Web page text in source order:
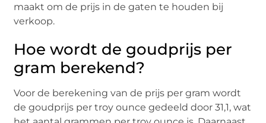
maakt om de prijs in de gaten te houden bij
verkoop.
Hoe wordt de goudprijs per
gram berekend?
Voor de berekening van de prijs per gram wordt
de goudprijs per troy ounce gedeeld door 31,1, wat